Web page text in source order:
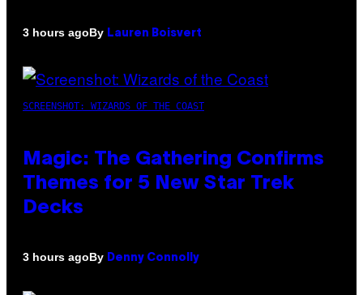
3 hours agoBy Lauren Boisvert
SCREENSHOT: WIZARDS OF THE COAST
Magic: The Gathering Confirms
Themes for 5 New Star Trek
Decks
3 hours agoBy Denny Connolly